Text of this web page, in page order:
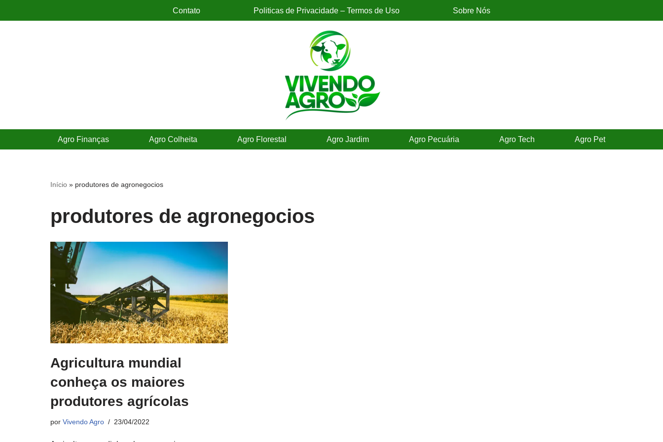
Contato Politicas de Privacidade – Termos de Uso Sobre Nós
Agro Finanças Agro Colheita Agro Florestal Agro Jardim Agro Pecuária Agro Tech Agro Pet
Início » produtores de agronegocios
produtores de agronegocios
Agricultura mundial
conheça os maiores
produtores agrícolas
por Vivendo Agro 23/04/2022